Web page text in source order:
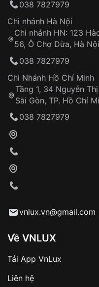
Hotline: 0585 215 215
Từ khóa SEO:
Khách hàng
Từ khóa SEO:
sản phẩm đặc biệt
thống VNLUX
Đảm bảo quyền
Đồng hành cùng
trình sử dụng
038 7827979
Chi nhánh Hà Nội
Chi nhánh HN: 123
56, Ô Chợ Dừa, Hà
038 7827979
Chi Nhánh Hồ Chí Minh
Tầng 1, 34 Nguyễn
Sài Gòn, TP. Hồ Chí
038 7827979
vnlux.vn@gmail.com
Về VNLUX
Tải App VnLux
Liên hệ